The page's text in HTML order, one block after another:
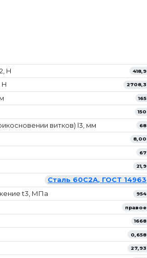
Н 418,9
Н 2708,3
165
150
витков) l3, мм 68
8,00
67
21,9
Сталь 60С2А, ГОСТ 14963
t3, МПа
954
правое
1668
0,658
27,93